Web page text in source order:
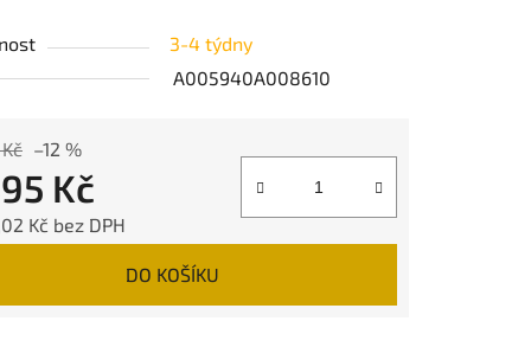
3-4 týdny
A005940A008610
–12 %
Kč
Kč bez DPH
DO KOŠÍKU